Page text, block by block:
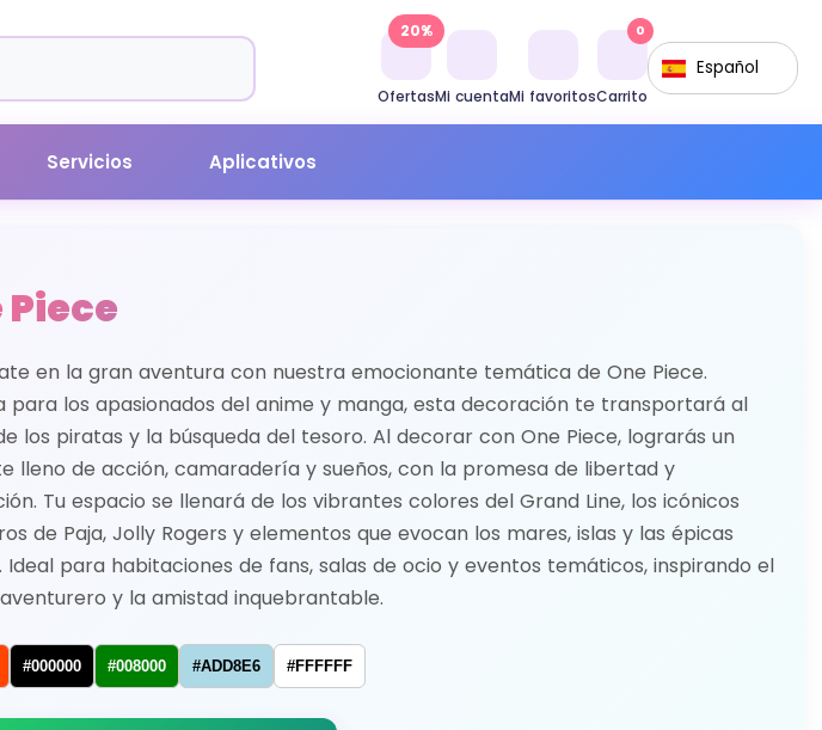
Ofertas
20%
Mi cuentaMi favoritosCarrito
0
Español
Servicios Aplicativos
Piece
en la gran aventura con nuestra emocionante temática de One Piece.
para los apasionados del anime y manga, esta decoración te transportará al
los piratas y la búsqueda del tesoro. Al decorar con One Piece, lograrás un
lleno de acción, camaradería y sueños, con la promesa de libertad y
Tu espacio se llenará de los vibrantes colores del Grand Line, los icónicos
de Paja, Jolly Rogers y elementos que evocan los mares, islas y las épicas
Ideal para habitaciones de fans, salas de ocio y eventos temáticos, inspirando el
y la amistad inquebrantable.
#000000 #008000 #ADD8E6 #FFFFFF